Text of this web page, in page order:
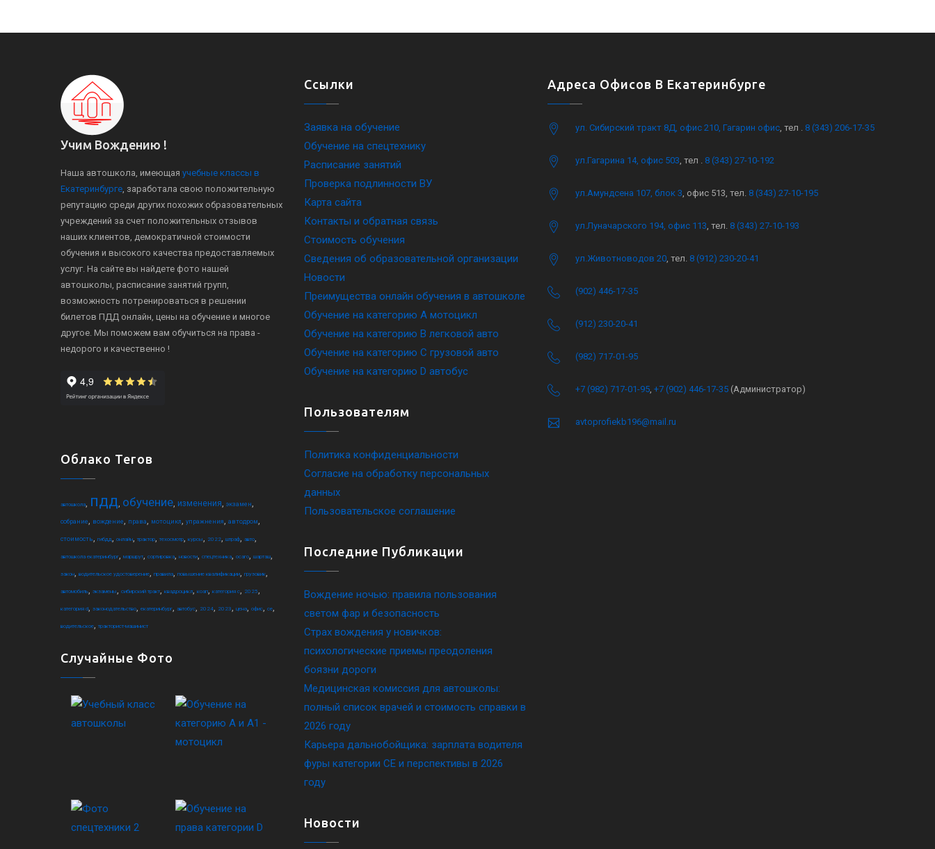
Учим Вождению !
Наша автошкола, имеющая учебные классы в
Екатеринбурге, заработала свою положительную
репутацию среди других похожих образовательных
учреждений за счет положительных отзывов
наших клиентов, демократичной стоимости
обучения и высокого качества предоставляемых
услуг. На сайте вы найдете фото нашей
автошколы, расписание занятий групп,
возможность потренироваться в решении
билетов ПДД онлайн, цены на обучение и многое
другое. Мы поможем вам обучиться на права -
недорого и качественно !
Облако Тегов
автошкола, пдд, обучение, изменения, экзамен,
собрание, вождение, права, мотоцикл, упражнения, автодром,
стоимость, гибдд, онлайн, трактор, техосмотр, курсы, 2022, штраф, авто,
автошкола екатеринбург, маршрут, сортировка, новости, спецтехника, осаго, шарташ,
закон, водительское удостоверение, правила, повышение квалификации, грузовик,
автомобиль, экзамены, сибирский тракт, квадроцикл, коап, категория c, 2025,
категория d, законодательство, екатеринбург, автобус, 2024, 2023, цена, офис, ce,
водительское, тракторист-машинист
Случайные Фото
Ссылки
Заявка на обучение
Обучение на спецтехнику
Расписание занятий
Проверка подлинности ВУ
Карта сайта
Контакты и обратная связь
Стоимость обучения
Сведения об образовательной организации
Новости
Преимущества онлайн обучения в автошколе
Обучение на категорию A мотоцикл
Обучение на категорию B легковой авто
Обучение на категорию C грузовой авто
Обучение на категорию D автобус
Пользователям
Политика конфиденциальности
Согласие на обработку персональных
данных
Пользовательское соглашение
Последние Публикации
Вождение ночью: правила пользования
светом фар и безопасность
Страх вождения у новичков:
психологические приемы преодоления
боязни дороги
Медицинская комиссия для автошколы:
полный список врачей и стоимость справки в
2026 году
Карьера дальнобойщика: зарплата водителя
фуры категории CE и перспективы в 2026
году
Новости
Адреса Офисов В Екатеринбурге
ул. Сибирский тракт 8Д, офис 210, Гагарин офис, тел . 8 (343) 206-17-35
ул.Гагарина 14, офис 503, тел . 8 (343) 27-10-192
ул.Амундсена 107, блок 3, офис 513, тел. 8 (343) 27-10-195
ул.Луначарского 194, офис 113, тел. 8 (343) 27-10-193
ул.Животноводов 20, тел. 8 (912) 230-20-41
(902) 446-17-35
(912) 230-20-41
(982) 717-01-95
+7 (982) 717-01-95, +7 (902) 446-17-35 (Администратор)
avtoprofiekb196@mail.ru